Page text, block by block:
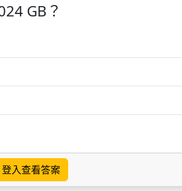
GB？
登入查看答案